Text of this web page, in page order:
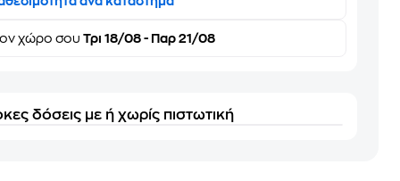
χώρο σου Τρι 18/08 - Παρ 21/08
δόσεις με ή χωρίς πιστωτική